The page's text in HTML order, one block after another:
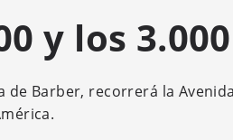
y los
Barber, recorrerá la